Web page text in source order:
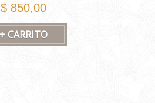
$ 850,00